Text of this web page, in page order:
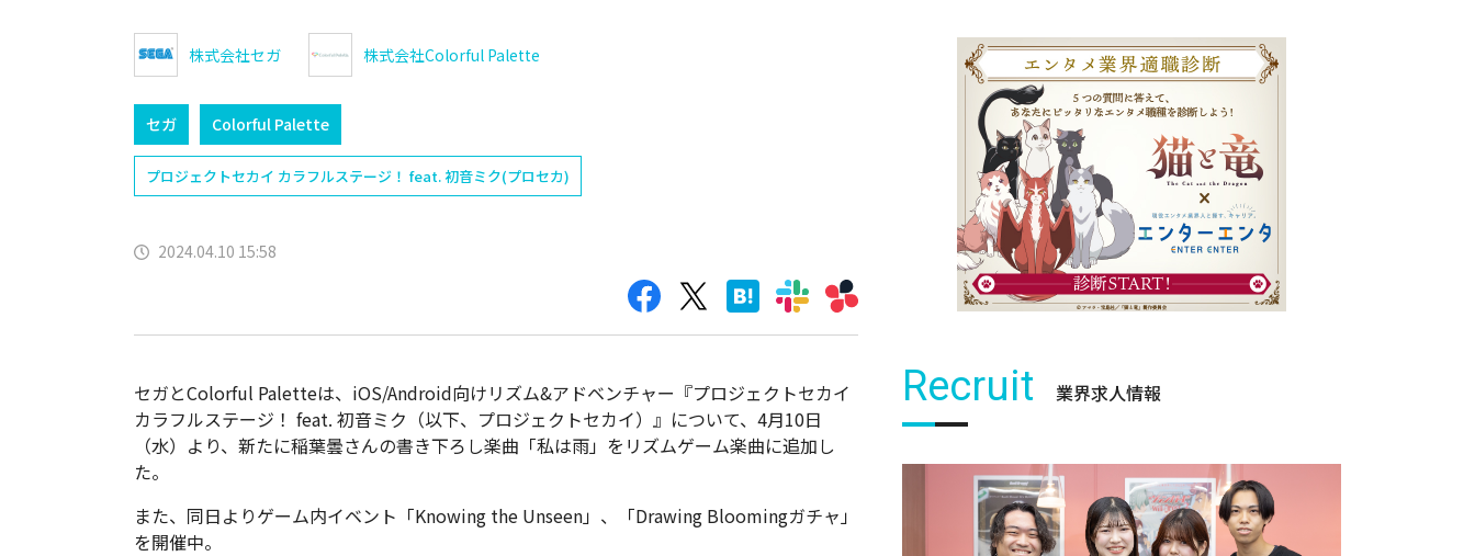
株式会社セガ 株式会社Colorful Palette
セガ Colorful Palette
プロジェクトセカイ カラフルステージ！ feat. 初音ミク(プロセカ)
2024.04.10 15:58
セガとColorful Paletteは、iOS/Android向けリズム&アドベンチャー『プロジェクトセカイ
カラフルステージ！ feat. 初音ミク（以下、プロジェクトセカイ）』について、4月10日
（水）より、新たに稲葉曇さんの書き下ろし楽曲「私は雨」をリズムゲーム楽曲に追加し
た。
また、同日よりゲーム内イベント「Knowing the Unseen」、「Drawing Bloomingガチャ」
を開催中。
Recruit 業界求人情報